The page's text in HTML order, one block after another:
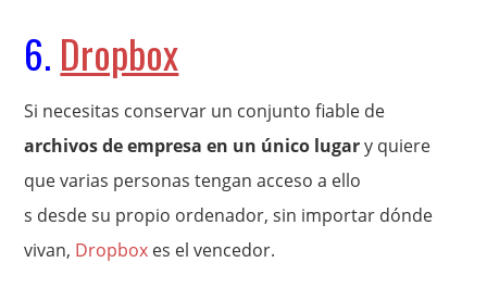
6. Dropbox
Si necesitas conservar un conjunto fiable de
archivos de empresa en un único lugary quiere
que varias personas tengan acceso a ello
s desde su propio ordenador, sin importar dónde
vivan, Dropbox es el vencedor.